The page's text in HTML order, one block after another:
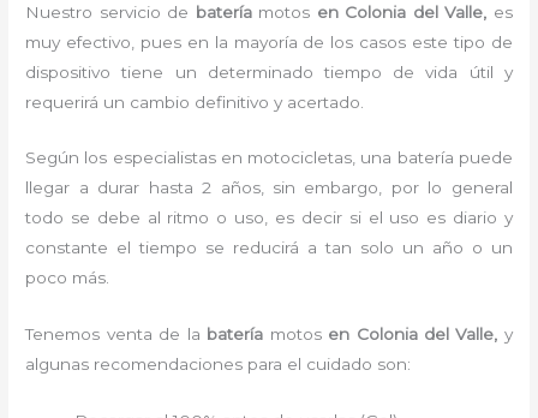
Nuestro servicio de bateríamotos en Colonia del Valle, es
muy efectivo, pues en la mayoría de los casos este tipo de
dispositivo tiene un determinado tiempo de vida útil y
requerirá un cambio definitivo y acertado.
Según los especialistas en motocicletas, una batería puede
llegar a durar hasta 2 años, sin embargo, por lo general
todo se debe al ritmo o uso, es decir si el uso es diario y
constante el tiempo se reducirá a tan solo un año o un
poco más.
Tenemos venta de la batería motosen Colonia del Valle, y
algunas recomendaciones para el cuidado son: